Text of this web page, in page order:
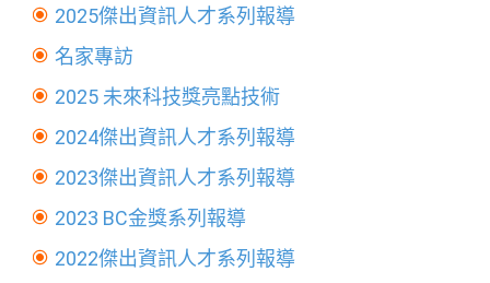
2025傑出資訊人才系列報導
名家專訪
2025 未來科技獎亮點技術
2024傑出資訊人才系列報導
2023傑出資訊人才系列報導
2023 BC金獎系列報導
2022傑出資訊人才系列報導